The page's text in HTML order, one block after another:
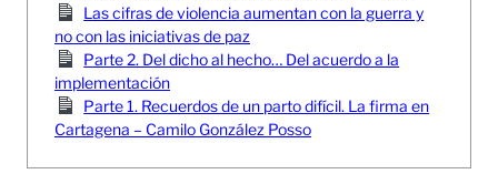
Las cifras de violencia aumentan con la guerra y
no con las iniciativas de paz
Parte 2. Del dicho al hecho… Del acuerdo a la
implementación
Parte 1. Recuerdos de un parto difícil. La firma en
Cartagena – Camilo González Posso